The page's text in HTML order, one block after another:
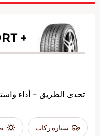
+
تحدى الطريق - أداء
سيارة ركاب